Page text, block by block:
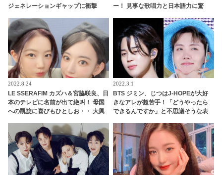
ジェネレーションギャップに衝撃
か？」彼女の若さを実感させられる
発言に驚き
ー！ 見事な歌唱力と日本語力に驚
さかのサプライズに歓喜
2022.8.24
LE SSERAFIM カズハ＆宮脇咲良、日
本のテレビに名前が出て絶叫！ 母国
への凱旋に喜びもひとしお・・ 大興
すぎる
2022.3.1
BTS ジミン、じつはJ-HOPEが大好
きなアレが超苦手！「どうやったら
できるんですか」と不思議そうな表
着なジミンの素朴な疑問にファン大
爆笑